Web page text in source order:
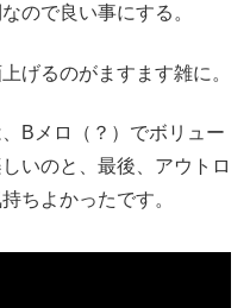
ので良い事にする。
げるのがますます雑に。
Bメロ（？）でボリュー
いのと、最後、アウトロ
ちよかったです。